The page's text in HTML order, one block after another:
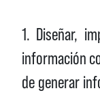
1. Diseñar,
información
de generar